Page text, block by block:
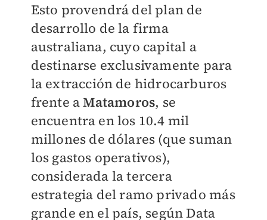
Esto provendrá del plan de
desarrollo de la firma
australiana, cuyo capital a
destinarse exclusivamente para
la extracción de hidrocarburos
frente aMatamoros, se
encuentra en los 10.4 mil
millones de dólares (que suman
los gastos operativos),
considerada la tercera
estrategia del ramo privado más
grande en el país, según Data